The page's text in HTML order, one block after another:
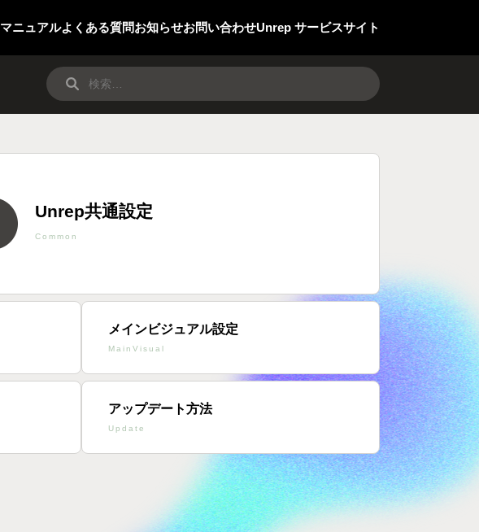
マニュアルよくある質問お知らせお問い合わせUnrep サービスサイト
Unrep共通設定
Common
メインビジュアル設定
MainVisual
アップデート方法
Update